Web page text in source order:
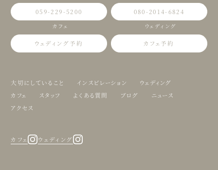
059-229-5200
カフェ
080-2014-6824
ウェディング
ウェディング予約 カフェ予約
大切にしていること インスピレーション
ウェディング
カフェ
スタッフ よくある質問 ブログ
ニュース
アクセス
カフェ ウェディング